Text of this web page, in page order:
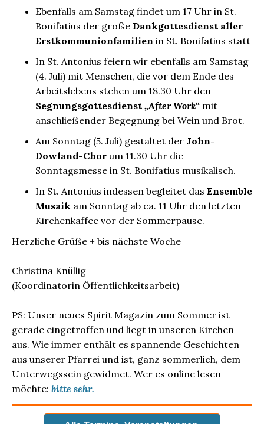
Ebenfalls am Samstag findet um 17 Uhr in St.
Bonifatius der große Dankgottesdienst aller
Erstkommunionfamilien in St. Bonifatius statt
In St. Antonius feiern wir ebenfalls am Samstag
(4. Juli) mit Menschen, die vor dem Ende des
Arbeitslebens stehen um 18.30 Uhr den
Segnungsgottesdienst „After Work“ mit
anschließender Begegnung bei Wein und Brot.
Am Sonntag (5. Juli) gestaltet der John-
Dowland-Chor um 11.30 Uhr die
Sonntagsmesse in St. Bonifatius musikalisch.
In St. Antonius indessen begleitet das Ensemble
Musaik am Sonntag ab ca. 11 Uhr den letzten
Kirchenkaffee vor der Sommerpause.
Herzliche Grüße + bis nächste Woche
Christina Knüllig
(Koordinatorin Öffentlichkeitsarbeit)
PS: Unser neues Spirit Magazin zum Sommer ist
gerade eingetroffen und liegt in unseren Kirchen
aus. Wie immer enthält es spannende Geschichten
aus unserer Pfarrei und ist, ganz sommerlich, dem
Unterwegssein gewidmet. Wer es online lesen
möchte: bitte sehr.